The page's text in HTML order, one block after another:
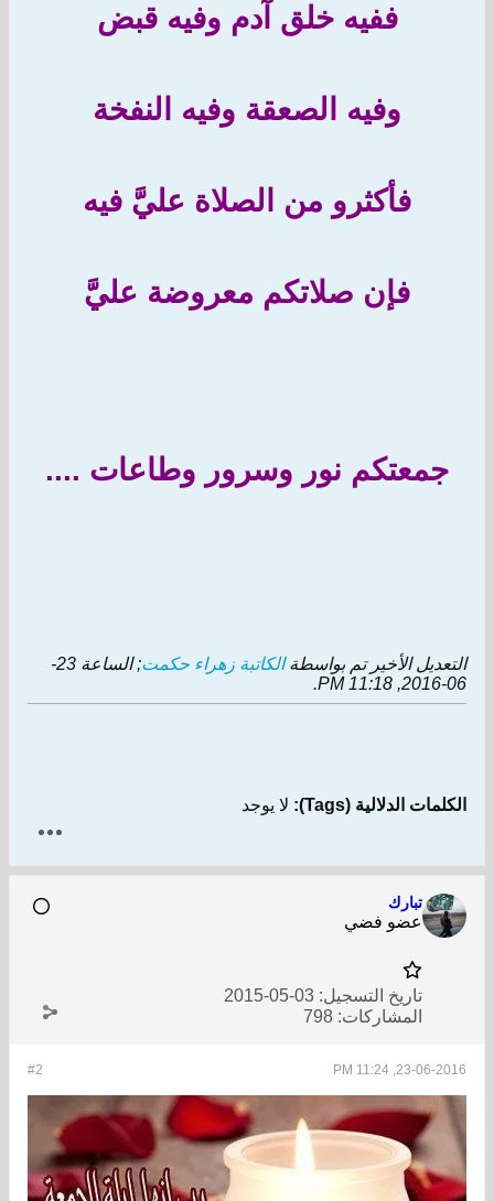
ففيه خلق آدم وفيه قبض
وفيه الصعقة وفيه النفخة
فأكثرو من الصلاة عليَّ فيه
فإن صلاتكم معروضة عليَّ
جمعتكم نور وسرور وطاعات ....
التعديل الأخير تم بواسطةالكاتبة زهراء حكمت; الساعة
23-
06-2016, 11:18 PM
.
الكلمات الدلالية (Tags): لا يوجد
تبارك
عضو فضي
تاريخ التسجيل: 03-05-2015
المشاركات: 798
#2 23-06-2016, 11:24 PM